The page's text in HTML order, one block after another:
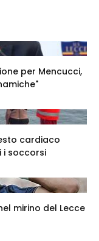
per Mencucci,
cardiaco
i soccorsi
mirino del Lecce